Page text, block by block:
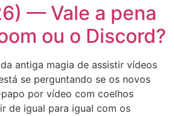
— Vale a pena
ou o Discord?
antiga magia de assistir vídeos
se perguntando se os novos
por vídeo com coelhos
de igual para igual com os